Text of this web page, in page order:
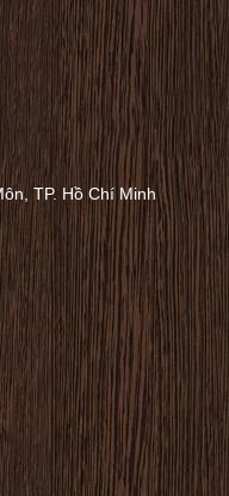
TP. Hồ Chí Minh